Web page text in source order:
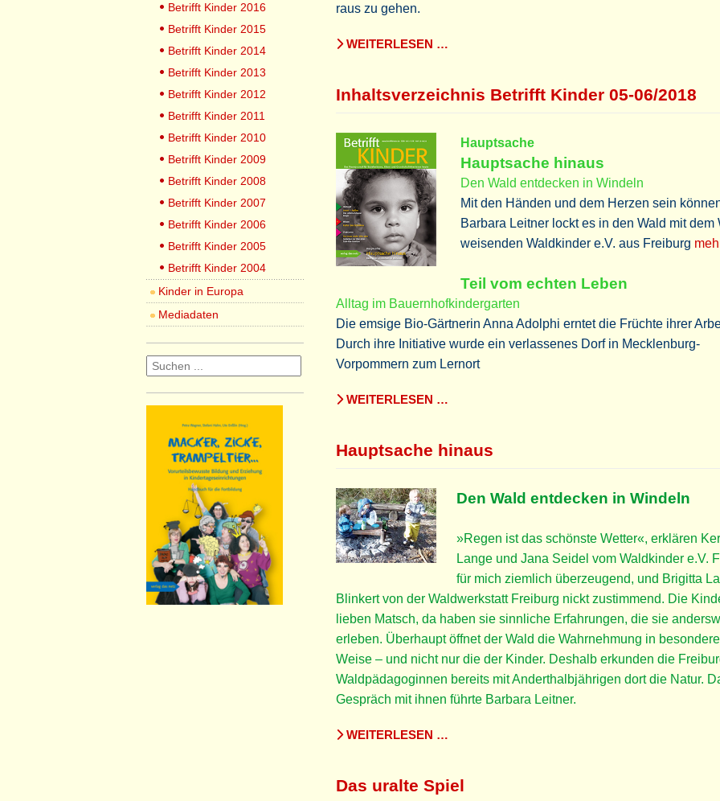
raus zu gehen.
WEITERLESEN …
Inhaltsverzeichnis Betrifft Kinder 05-06/2018
Hauptsache
Hauptsache hinaus
Den Wald entdecken in Windeln
Mit den Händen und dem Herzen sein
Barbara Leitner lockt es in den Wald mit dem
weisenden Waldkinder e.V. aus Freiburg
Teil vom echten Leben
Alltag im Bauernhofkindergarten
Die emsige Bio-Gärtnerin Anna Adolphi erntet die Früchte ihrer
Durch ihre Initiative wurde ein verlassenes Dorf in Mecklenburg-
Vorpommern zum Lernort
WEITERLESEN …
Hauptsache hinaus
Den Wald entdecken in Windeln
»Regen ist das schönste Wetter«, erklären
Lange und Jana Seidel vom Waldkinder e.V.
für mich ziemlich überzeugend, und Brigitta
Blinkert von der Waldwerkstatt Freiburg nickt zustimmend. Die
lieben Matsch, da haben sie sinnliche Erfahrungen, die sie
erleben. Überhaupt öffnet der Wald die Wahrnehmung in
Weise – und nicht nur die der Kinder. Deshalb erkunden die
Waldpädagoginnen bereits mit Anderthalbjährigen dort die Natur.
Gespräch mit ihnen führte Barbara Leitner.
WEITERLESEN …
Das uralte Spiel
Betrifft Kinder 2016
Betrifft Kinder 2015
Betrifft Kinder 2014
Betrifft Kinder 2013
Betrifft Kinder 2012
Betrifft Kinder 2011
Betrifft Kinder 2010
Betrifft Kinder 2009
Betrifft Kinder 2008
Betrifft Kinder 2007
Betrifft Kinder 2006
Betrifft Kinder 2005
Betrifft Kinder 2004
Kinder in Europa
Mediadaten